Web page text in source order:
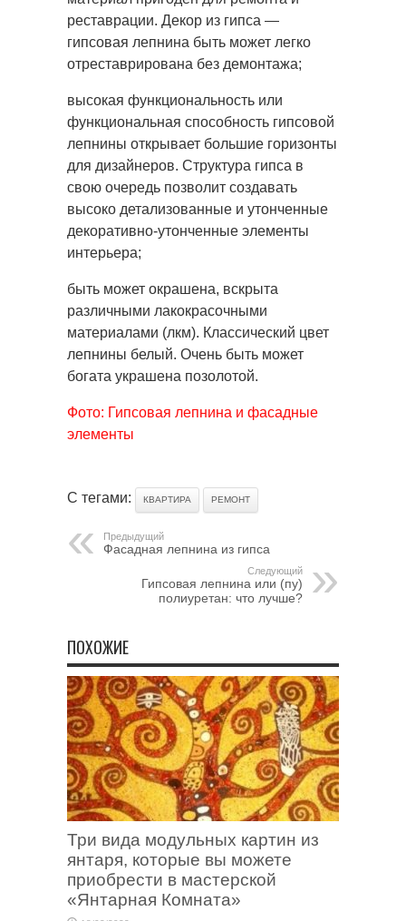
реставрации. Декор из гипса —
гипсовая лепнина быть может легко
отреставрирована без демонтажа;
высокая функциональность или
функциональная способность гипсовой
лепнины открывает большие горизонты
для дизайнеров. Структура гипса в
свою очередь позволит создавать
высоко детализованные и утонченные
декоративно-утонченные элементы
интерьера;
быть может окрашена, вскрыта
различными лакокрасочными
материалами (лкм). Классический цвет
лепнины белый. Очень быть может
богата украшена позолотой.
Фото: Гипсовая лепнина и фасадные
элементы
С тегами: КВАРТИРА РЕМОНТ
Предыдущий
Фасадная лепнина из гипса
Следующий
Гипсовая лепнина или (пу)
полиуретан: что лучше?
ПОХОЖИЕ
Три вида модульных картин из
янтаря, которые вы можете
приобрести в мастерской
«Янтарная Комната»